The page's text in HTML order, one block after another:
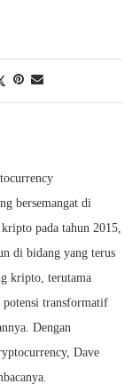
bersemangat di
pada tahun 2015,
di bidang yang terus
kripto, terutama
potensi transformatif
Dengan
Dave